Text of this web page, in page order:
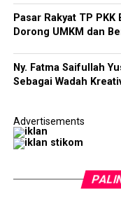
Pasar Rakyat TP
Dorong UMKM dan
Ny. Fatma Saifullah
Sebagai Wadah
Advertisements